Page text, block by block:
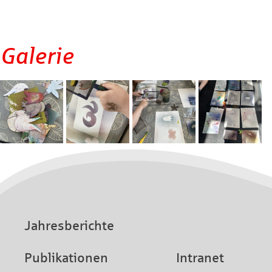
Galerie
Jahresberichte
Publikationen Intranet